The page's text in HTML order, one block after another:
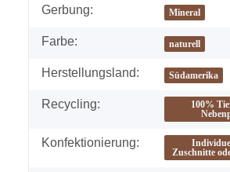
Gerbung: Mineral
Farbe: naturell
Herstellungsland: Südamerika
Recycling:
100%
Konfektionierung:
Zuschnitte